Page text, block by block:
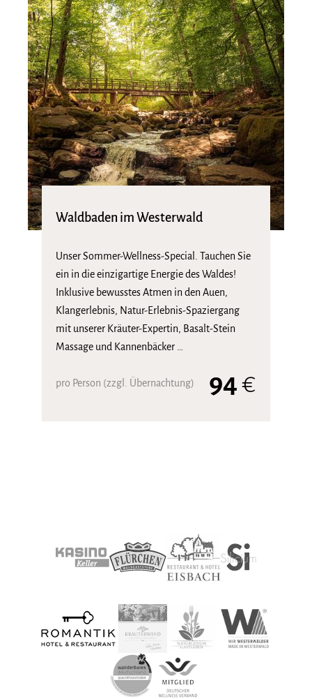
Waldbaden im Westerwald
Unser Sommer-Wellness-Special. Tauchen Sie
ein in die einzigartige Energie des Waldes!
Inklusive bewusstes Atmen in den Auen,
Klangerlebnis, Natur-Erlebnis-Spaziergang
mit unserer Kräuter-Expertin, Basalt-Stein
Massage und Kannenbäcker …
pro Person (zzgl. Übernachtung) 94€